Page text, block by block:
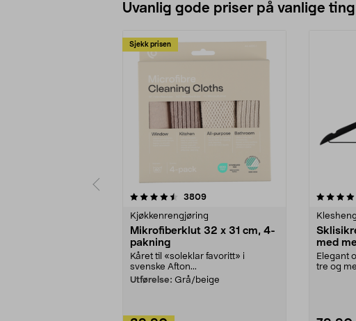
Uvanlig gode priser på vanlige ting
Sjekk prisen
3809anmeldelser
Kjøkkenrengjøring
Mikrofiberklut 32 x 31 cm, 4-
pakning
Kåret til «soleklar favoritt» i
svenske Afton...
Utførelse: Grå/beige
4.5av 5 stjerner
med
Elegant
tre og